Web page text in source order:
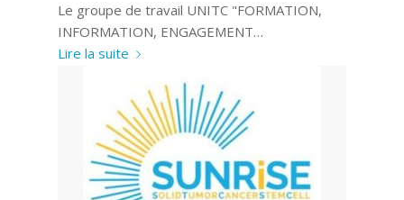
Le groupe de travail UNITC "FORMATION,
INFORMATION, ENGAGEMENT…
Lire la suite